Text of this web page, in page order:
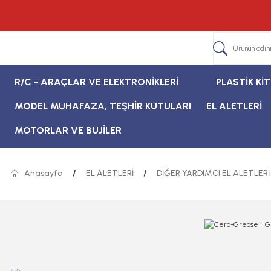
R/C - ARAÇLAR VE ELEKTRONİKLERİ PLASTİK
MODEL MUHAFAZA, TEŞHİR KUTULARI EL ALETLERİ
MOTORLAR VE BUJİLER
Anasayfa EL ALETLERİ DİĞER YARDIMCI EL ALETLERİ